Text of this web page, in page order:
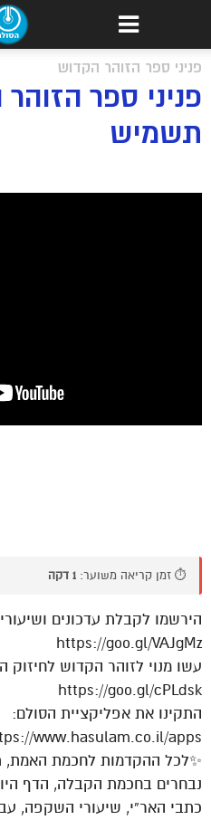
פניני ספר הזוהר הקדוש
פניני ספר
תשמיש
⏱️ זמן קריאה משוער: 1 דקה
הירשמו לקבלת עדכונים
https://goo.gl/VAJgMz
עשו מנוי לזוהר הקדוש לחיזוק
https://goo.gl/cPLdsk
התקינו את אפליקציית הסולם:
www.hasulam.co.il/apps
✨לכל ההקדמות לחכמת האמת,
נבחרים בחכמת הקבלה, הדף
כתבי האר”י, שיעורי השקפה,